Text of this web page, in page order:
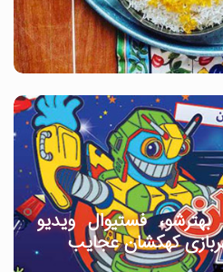
بهترشو، فستیوال ویدیو
کهکشان عجایب